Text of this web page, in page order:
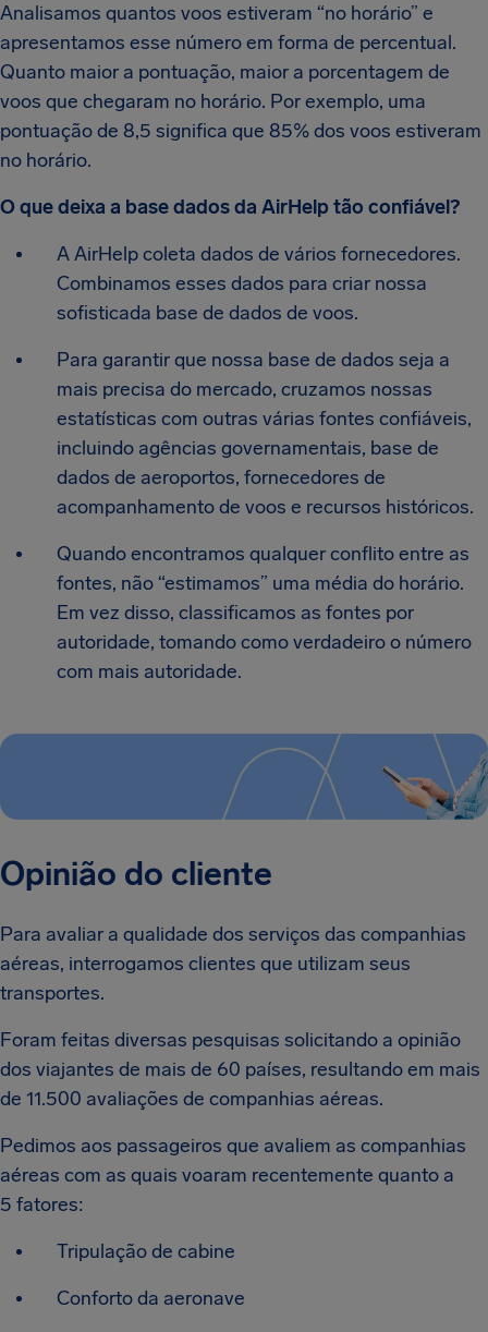
Analisamos quantos voos estiveram “no horário” e
apresentamos esse número em forma de percentual.
Quanto maior a pontuação, maior a porcentagem de
voos que chegaram no horário. Por exemplo, uma
pontuação de 8,5 significa que 85% dos voos estiveram
no horário.
O que deixa a base dados da AirHelp tão confiável?
A AirHelp coleta dados de vários fornecedores.
Combinamos esses dados para criar nossa
sofisticada base de dados de voos.
Para garantir que nossa base de dados seja a
mais precisa do mercado, cruzamos nossas
estatísticas com outras várias fontes confiáveis,
incluindo agências governamentais, base de
dados de aeroportos, fornecedores de
acompanhamento de voos e recursos históricos.
Quando encontramos qualquer conflito entre as
fontes, não “estimamos” uma média do horário.
Em vez disso, classificamos as fontes por
autoridade, tomando como verdadeiro o número
com mais autoridade.
Opinião do cliente
Para avaliar a qualidade dos serviços das companhias
aéreas, interrogamos clientes que utilizam seus
transportes.
Foram feitas diversas pesquisas solicitando a opinião
dos viajantes de mais de 60 países, resultando em mais
de 11.500 avaliações de companhias aéreas.
Pedimos aos passageiros que avaliem as companhias
aéreas com as quais voaram recentemente quanto a
5 fatores:
Tripulação de cabine
Conforto da aeronave